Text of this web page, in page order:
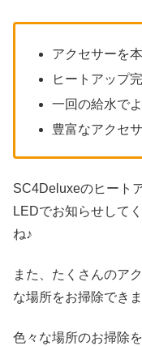
アクセサーを
ヒートアップ
一回の給水で
豊富なアクセ
SC4Deluxeのヒート
LEDでお知らせして
ね♪
また、たくさんのア
な場所をお掃除できま
色々な場所のお掃除